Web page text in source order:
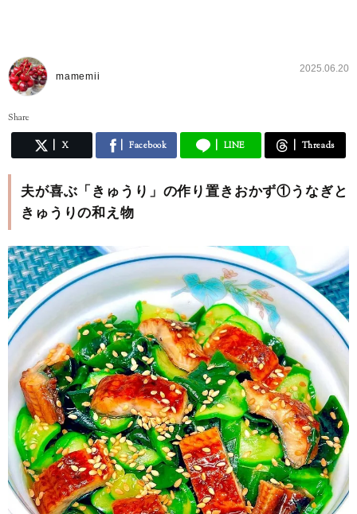
mamemii
2025.06.20
Share
X Facebook LINE Threads
夫が喜ぶ「きゅうり」の作り置きおかず①うなぎと
きゅうりの和え物